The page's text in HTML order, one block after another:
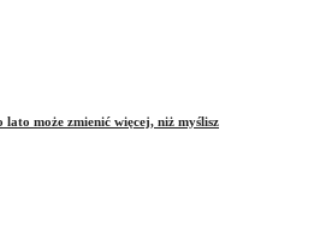
może zmienić więcej, niż myślisz